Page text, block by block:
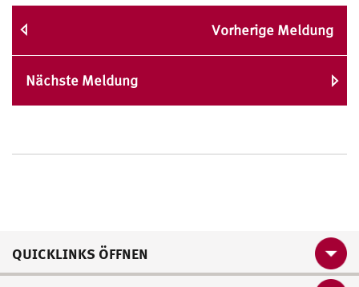
Vorherige Meldung
Nächste Meldung
QUICKLINKS ÖFFNEN